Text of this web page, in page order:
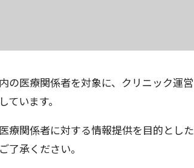
の医療関係者を対象に、クリニック運営
ています。
療関係者に対する情報提供を目的とした
了承ください。